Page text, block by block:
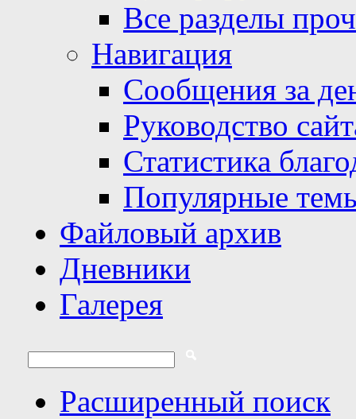
Все разделы
Навигация
Сообщения за
Руководство
Статистика
Популярные
Файловый архив
Дневники
Галерея
Расширенный поиск